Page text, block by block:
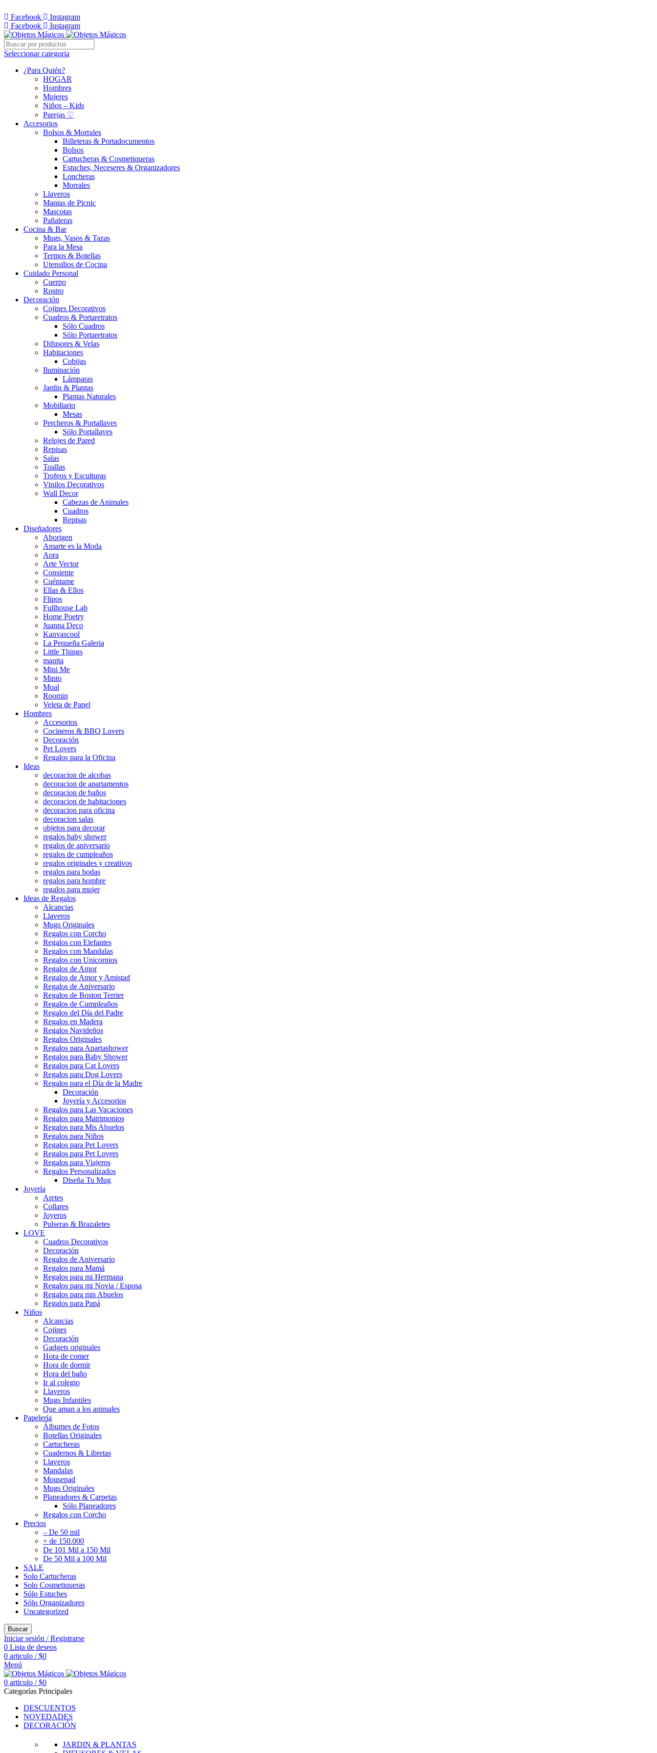
Facebook
Instagram
Facebook
Instagram
Seleccionar categoria
¿Para Quién?
HOGAR
Hombres
Mujeres
Niños – Kids
Parejas ♡
Accesorios
Bolsos & Morrales
Billeteras & Portadocumentos
Bolsos
Cartucheras & Cosmetiqueras
Estuches, Neceseres & Organizadores
Loncheras
Morrales
Llaveros
Mantas de Picnic
Mascotas
Pañaleras
Cocina & Bar
Mugs, Vasos & Tazas
Para la Mesa
Termos & Botellas
Utensilios de Cocina
Cuidado Personal
Cuerpo
Rostro
Decoración
Cojines Decorativos
Cuadros & Portaretratos
Sólo Cuadros
Sólo Portaretratos
Difusores & Velas
Habitaciones
Cobijas
Iluminación
Lámparas
Jardin & Plantas
Plantas Naturales
Mobiliario
Mesas
Percheros & Portallaves
Sólo Portallaves
Relojes de Pared
Repisas
Salas
Toallas
Trofeos y Esculturas
Vinilos Decorativos
Wall Decor
Cabezas de Animales
Cuadros
Repisas
Diseñadores
Aborigen
Amarte es la Moda
Aora
Arte Vector
Consiente
Cuéntame
Ellas & Ellos
Flipos
Fullhouse Lab
Home Poetry
Juanna Deco
Kanvascool
La Pequeña Galeria
Little Things
mantta
Mini Me
Minto
Moal
Roomin
Veleta de Papel
Hombres
Accesorios
Cocineros & BBQ Lovers
Decoración
Pet Lovers
Regalos para la Oficina
Ideas
decoracion de alcobas
decoracion de apartamentos
decoracion de baños
decoracion de habitaciones
decoracion para oficina
decoracion salas
objetos para decorar
regalos baby shower
regalos de aniversario
regalos de cumpleaños
regalos originales y creativos
regalos para bodas
regalos para hombre
regalos para mujer
Ideas de Regalos
Alcancias
Llaveros
Mugs Originales
Regalos con Corcho
Regalos con Elefantes
Regalos con Mandalas
Regalos con Unicornios
Regalos de Amor
Regalos de Amor y Amistad
Regalos de Aniversario
Regalos de Boston Terrier
Regalos de Cumpleaños
Regalos del Día del Padre
Regalos en Madera
Regalos Navideños
Regalos Originales
Regalos para Apartashower
Regalos para Baby Shower
Regalos para Cat Lovers
Regalos para Dog Lovers
Regalos para el Día de la Madre
Decoración
Joyería y Accesorios
Regalos para Las Vacaciones
Regalos para Matrimonios
Regalos para Mis Abuelos
Regalos para Niños
Regalos para Pet Lovers
Regalos para Pet Lovers
Regalos para Viajeros
Regalos Personalizados
Diseña Tu Mug
Joyería
Aretes
Collares
Joyeros
Pulseras & Brazaletes
LOVE
Cuadros Decorativos
Decoración
Regalos de Aniversario
Regalos para Mamá
Regalos para mi Hermana
Regalos para mi Novia / Esposa
Regalos para mis Abuelos
Regalos para Papá
Niños
Alcancias
Cojines
Decoración
Gadgets originales
Hora de comer
Hora de dormir
Hora del baño
Ir al colegio
Llaveros
Mugs Infantiles
Que aman a los animales
Papelería
Álbumes de Fotos
Botellas Originales
Cartucheras
Cuadernos & Libretas
Llaveros
Mandalas
Mousepad
Mugs Originales
Planeadores & Carpetas
Sólo Planeadores
Regalos con Corcho
Precios
– De 50 mil
+ de 150.000
De 101 Mil a 150 Mil
De 50 Mil a 100 Mil
SALE
Solo Cartucheras
Solo Cosmetiqueras
Sólo Estuches
Sólo Organizadores
Uncategorized
Buscar
Iniciar sesión / Registrarse
0 Lista de deseos
0 articulo / $0
Menú
0 articulo / $0
Categorías Principales
DESCUENTOS
NOVEDADES
DECORACIÓN
JARDIN & PLANTAS